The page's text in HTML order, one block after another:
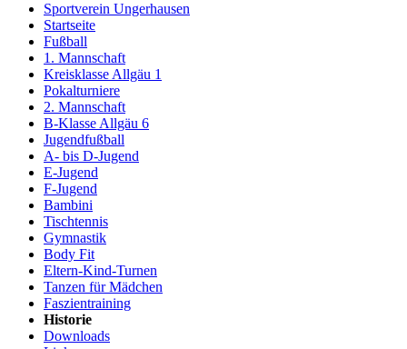
Sportverein Ungerhausen
Startseite
Fußball
1. Mannschaft
Kreisklasse Allgäu 1
Pokalturniere
2. Mannschaft
B-Klasse Allgäu 6
Jugendfußball
A- bis D-Jugend
E-Jugend
F-Jugend
Bambini
Tischtennis
Gymnastik
Body Fit
Eltern-Kind-Turnen
Tanzen für Mädchen
Faszientraining
Historie
Downloads